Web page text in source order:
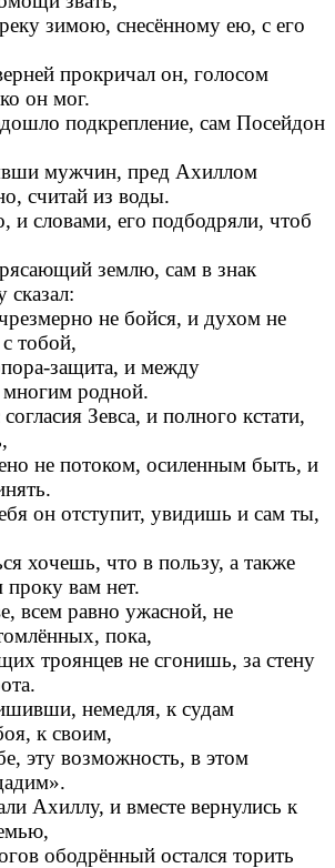
зимою, снесённому ею, с его
прокричал он, голосом
он мог.
подкрепление, сам Посейдон
мужчин, пред Ахиллом
считай из воды.
и словами, его подбодряли, чтоб
землю, сам в знак
сказал:
не бойся, и духом не
тобой,
защита, и между
родной.
Зевса, и полного кстати,
не потоком, осиленным быть, и
он отступит, увидишь и сам ты,
хочешь, что в пользу, а также
вам нет.
всем равно ужасной, не
пока,
троянцев не сгонишь, за стену
немедля, к судам
к своим,
эту возможность, в этом
Ахиллу, и вместе вернулись к
ободрённый остался торить